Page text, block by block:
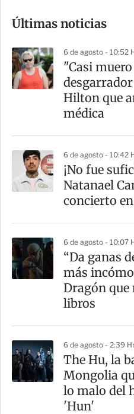
m
a
r
t
Últimas noticias
6 de agosto - 10:52
"Casi
Hilton que
médica
6 de agosto - 10:42
¡No fue
Natanael
concierto
6 de agosto - 10:07
“Da ganas
más
Dragón que
libros
6 de agosto - 2:39
The Hu, la
Mongolia
lo malo del
'Hun'